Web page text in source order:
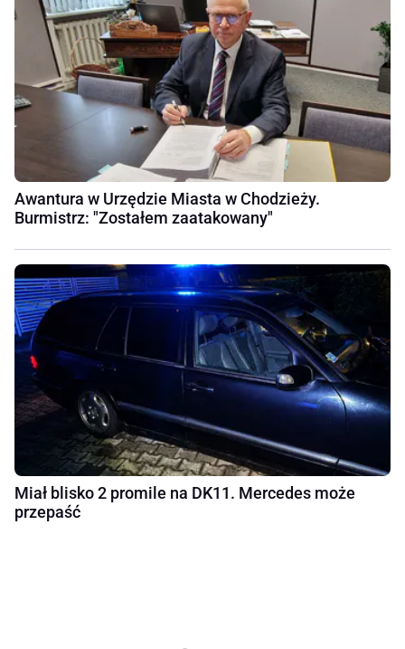
Awantura w Urzędzie Miasta w Chodzieży.
Burmistrz: "Zostałem zaatakowany"
Miał blisko 2 promile na DK11. Mercedes może
przepaść